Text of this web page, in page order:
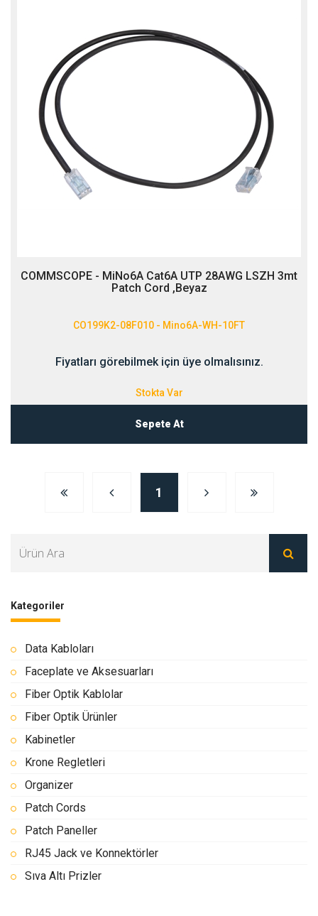
COMMSCOPE - MiNo6A Cat6A UTP 28AWG LSZH 3mt
Patch Cord ,Beyaz
CO199K2-08F010 - Mino6A-WH-10FT
Fiyatları görebilmek için üye olmalısınız.
Stokta Var
Sepete At
1
Kategoriler
Data Kabloları
Faceplate ve Aksesuarları
Fiber Optik Kablolar
Fiber Optik Ürünler
Kabinetler
Krone Regletleri
Organizer
Patch Cords
Patch Paneller
RJ45 Jack ve Konnektörler
Sıva Altı Prizler